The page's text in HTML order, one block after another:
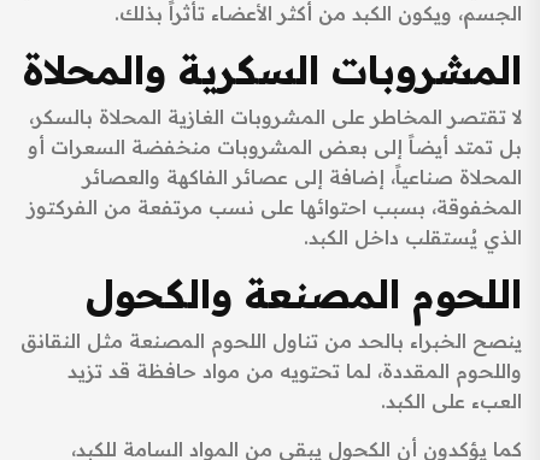
الجسم، ويكون الكبد من أكثر الأعضاء تأثراً بذلك.
المشروبات السكرية والمحلاة
لا تقتصر المخاطر على المشروبات الغازية المحلاة بالسكر،
بل تمتد أيضاً إلى بعض المشروبات منخفضة السعرات أو
المحلاة صناعياً، إضافة إلى عصائر الفاكهة والعصائر
المخفوقة، بسبب احتوائها على نسب مرتفعة من الفركتوز
الذي يُستقلب داخل الكبد.
اللحوم المصنعة والكحول
ينصح الخبراء بالحد من تناول اللحوم المصنعة مثل النقانق
واللحوم المقددة، لما تحتويه من مواد حافظة قد تزيد
العبء على الكبد.
كما يؤكدون أن الكحول يبقى من المواد السامة للكبد،